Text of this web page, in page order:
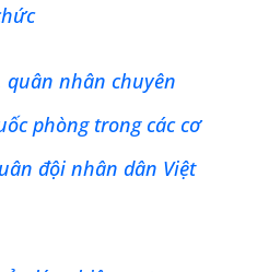
quân nhân chuyên
phòng trong các cơ
đội nhân dân Việt